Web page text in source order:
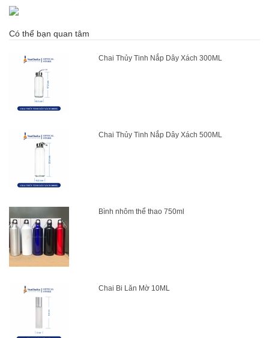
Có thể bạn quan tâm
Chai Thủy Tinh Nắp Dây Xách 300ML
Chai Thủy Tinh Nắp Dây Xách 500ML
Bình nhôm thể thao 750ml
Chai Bi Lăn Mờ 10ML